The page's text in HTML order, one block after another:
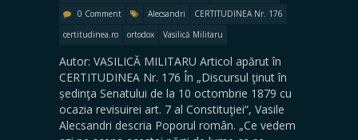
0 Comment
Alecsandri
CERTITUDINEA Nr. 176
certitudinea.ro
ortodox Vasilică Militaru
Autor: VASILICĂ MILITARU Articol apărut în
CERTITUDINEA Nr. 176 În „Discursul ţinut în
ședinţa Senatului de la 10 octombrie 1879 cu
ocazia revisuirei art. 7 al Constituţiei“, Vasile
Alecsandri descria Poporul român. „Ce vedem